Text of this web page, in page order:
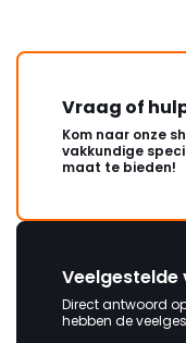
Vraag of
Kom naar onze
vakkundige
maat te bieden!
Veelgestelde
Direct antwoord
hebben de